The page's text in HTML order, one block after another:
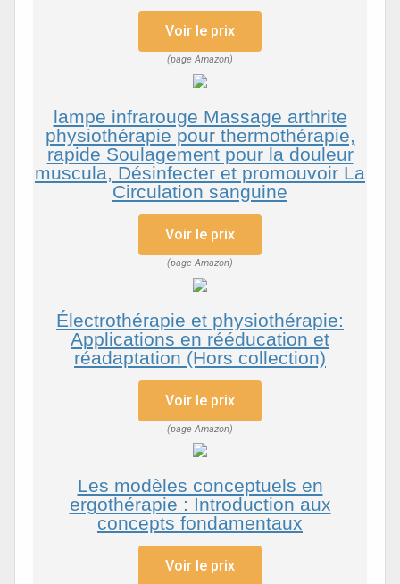
Voir le prix
(page Amazon)
lampe infrarouge Massage arthrite
physiothérapie pour thermothérapie,
rapide Soulagement pour la douleur
muscula, Désinfecter et promouvoir La
Circulation sanguine
Voir le prix
(page Amazon)
Électrothérapie et physiothérapie:
Applications en rééducation et
réadaptation (Hors collection)
Voir le prix
(page Amazon)
Les modèles conceptuels en
ergothérapie : Introduction aux
concepts fondamentaux
Voir le prix